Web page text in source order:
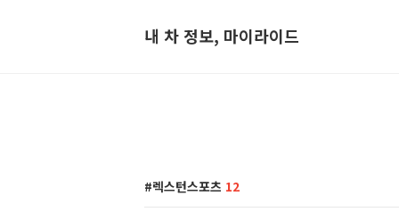
내 차 정보, 마이라이드
렉스턴스포츠 12